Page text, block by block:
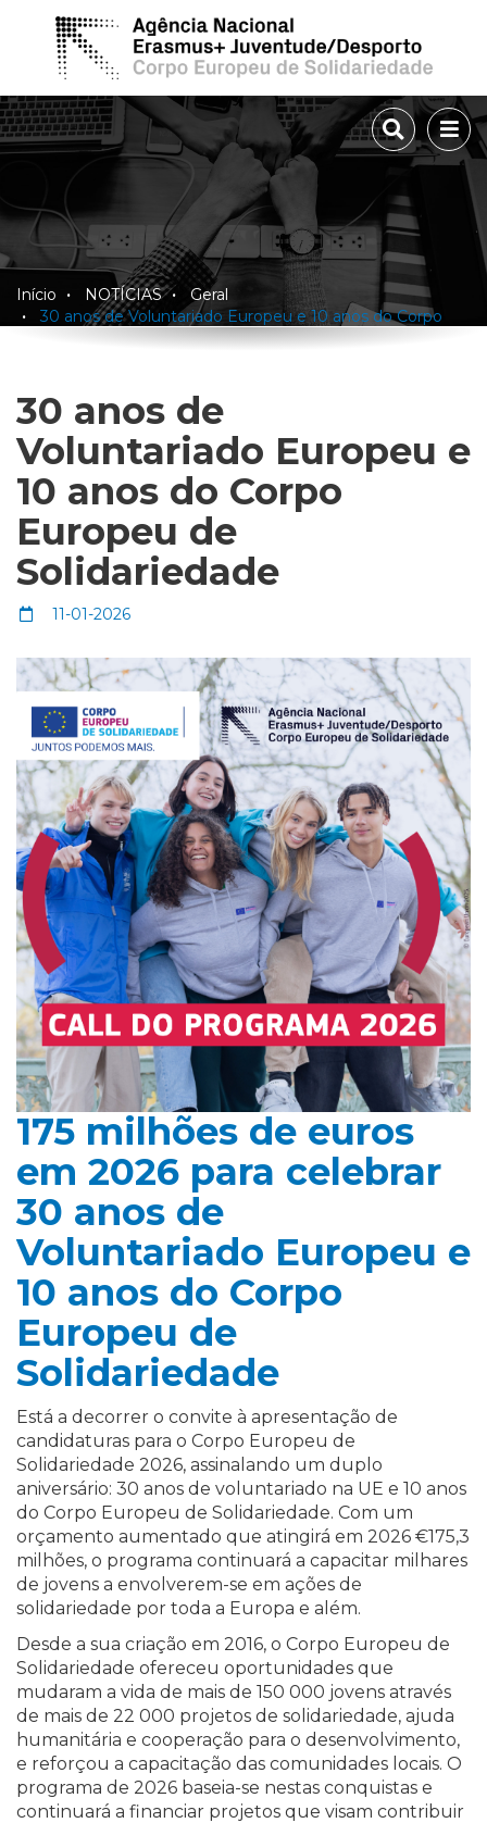
TOGGLE
Início NOTÍCIAS
Geral
30 anos de Voluntariado Europeu e 10 anos do Corpo
Europeu de Solidariedade
30 anos de
Voluntariado Europeu e
10 anos do Corpo
Europeu de
Solidariedade
11-01-2026
175 milhões de euros
em 2026 para celebrar
30 anos de
Voluntariado Europeu e
10 anos do Corpo
Europeu de
Solidariedade
Está a decorrer o convite à apresentação de
candidaturas para o Corpo Europeu de
Solidariedade 2026, assinalando um duplo
aniversário: 30 anos de voluntariado na UE e 10 anos
do Corpo Europeu de Solidariedade. Com um
orçamento aumentado que atingirá em 2026 €175,3
milhões, o programa continuará a capacitar milhares
de jovens a envolverem-se em ações de
solidariedade por toda a Europa e além.
Desde a sua criação em 2016, o Corpo Europeu de
Solidariedade ofereceu oportunidades que
mudaram a vida de mais de 150 000 jovens através
de mais de 22 000 projetos de solidariedade, ajuda
humanitária e cooperação para o desenvolvimento,
e reforçou a capacitação das comunidades locais. O
programa de 2026 baseia-se nestas conquistas e
continuará a financiar projetos que visam contribuir